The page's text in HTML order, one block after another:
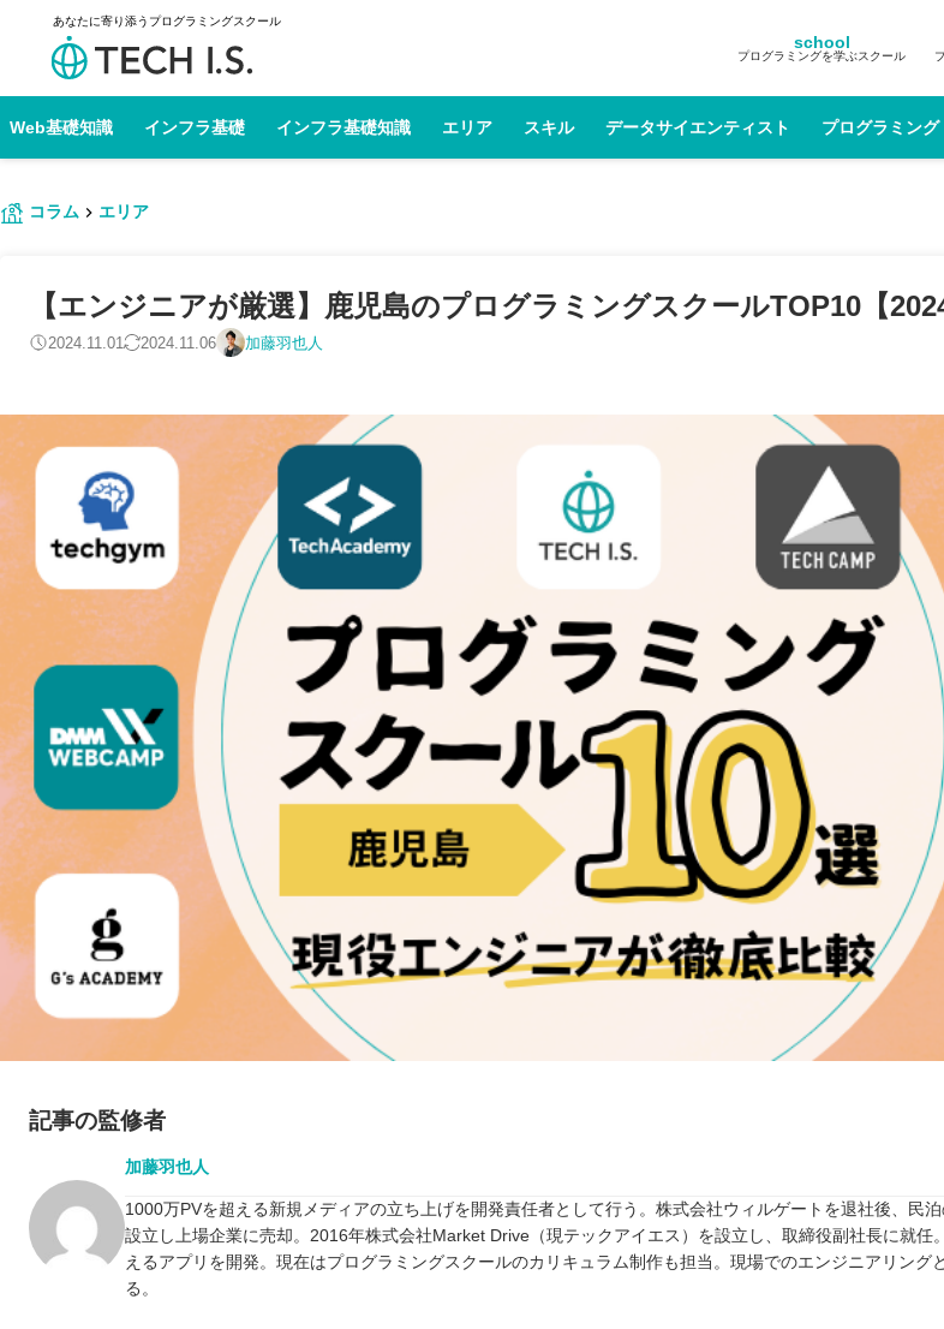
あなたに寄り添うプログラミングスクール
school
プログラミングを学ぶスクール
Web基礎知識 インフラ基礎 インフラ基礎知識 エリア スキル データサイエンティスト プログラミング
コラム エリア
【エンジニアが厳選】鹿児島のプログラミングスクールTOP10【
2024.11.01 2024.11.06 加藤羽也人
記事の監修者
加藤羽也人
1000万PVを超える新規メディアの立ち上げを開発責任者として行う。株式会社ウィルゲートを退社後、民
設立し上場企業に売却。2016年株式会社Market Drive（現テックアイエス）を設立し、取締役副社長に就任
えるアプリを開発。現在はプログラミングスクールのカリキュラム制作も担当。現場でのエンジニアリング
る。